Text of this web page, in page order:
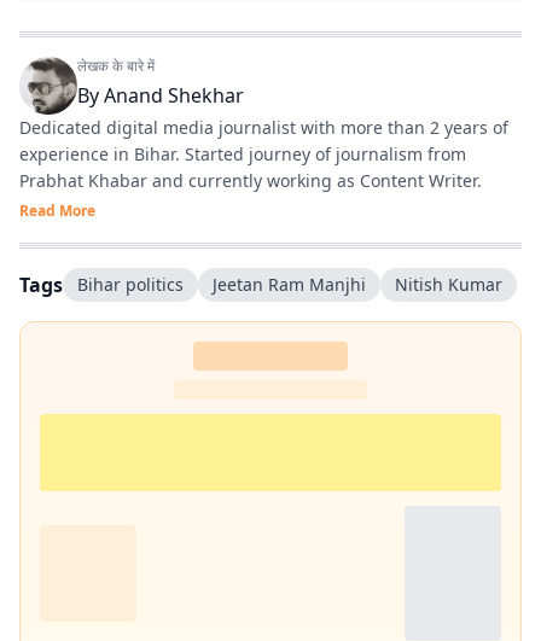
लेखक के बारे में
ByAnand Shekhar
Dedicated digital media journalist with more than 2 years of
experience in Bihar. Started journey of journalism from
Prabhat Khabar and currently working as Content Writer.
Read More
Tags Bihar politics Jeetan Ram Manjhi Nitish Kumar